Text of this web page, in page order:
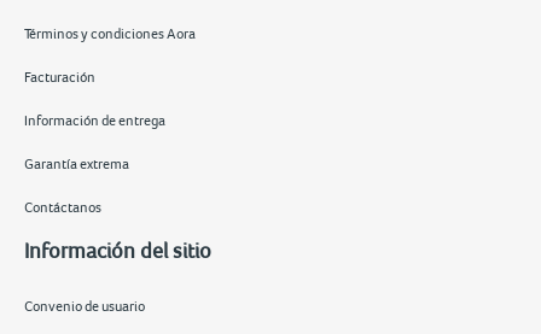
Términos y condiciones Aora
Facturación
Información de entrega
Garantía extrema
Contáctanos
Información del sitio
Convenio de usuario